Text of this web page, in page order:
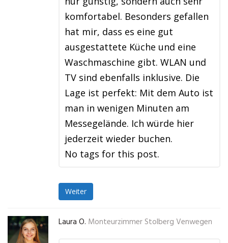
komfortabel. Besonders gefallen
hat mir, dass es eine gut
ausgestattete Küche und eine
Waschmaschine gibt. WLAN und
TV sind ebenfalls inklusive. Die
Lage ist perfekt: Mit dem Auto ist
man in wenigen Minuten am
Messegelände. Ich würde hier
jederzeit wieder buchen.
No tags for this post.
Weiter
Laura O. Monteurzimmer Stolberg Venwegen